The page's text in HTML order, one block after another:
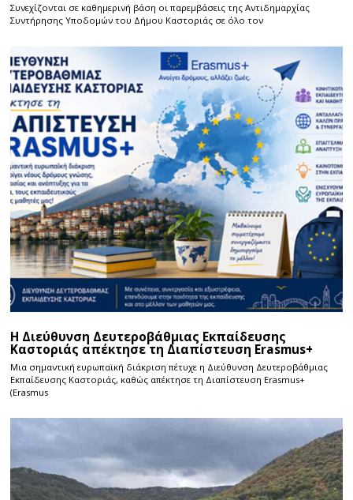
Συνεχίζονται σε καθημερινή βάση οι παρεμβάσεις της Αντιδημαρχίας
Συντήρησης Υποδομών του Δήμου Καστοριάς σε όλο τον
Η Διεύθυνση Δευτεροβάθμιας Εκπαίδευσης
Καστοριάς απέκτησε τη Διαπίστευση Erasmus+
Μια σημαντική ευρωπαϊκή διάκριση πέτυχε η Διεύθυνση Δευτεροβάθμιας
Εκπαίδευσης Καστοριάς, καθώς απέκτησε τη Διαπίστευση Erasmus+
(Erasmus